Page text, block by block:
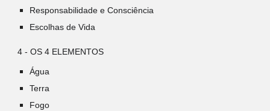
Responsabilidade e Consciência
Escolhas de Vida
4 - OS 4 ELEMENTOS
Água
Terra
Fogo